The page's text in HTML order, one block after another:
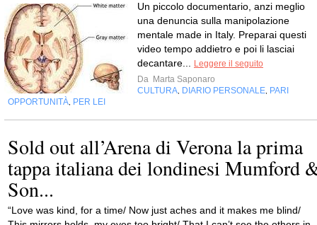
Un piccolo documentario, anzi meglio
una denuncia sulla manipolazione
mentale made in Italy. Preparai questi
video tempo addietro e poi li lasciai
decantare...
Leggere il seguito
Da Marta Saponaro
CULTURA DIARIO PERSONALE PARI
OPPORTUNITÀ PER LEI
Sold out all’Arena di Verona la prima
tappa italiana dei londinesi Mumford
Son...
“Love was kind, for a time/ Now just aches and it makes me blind/